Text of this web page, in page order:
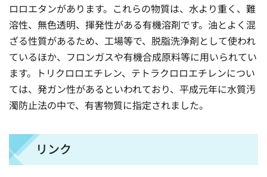
ロロエタンがあります。これらの物質は、水より重く、難
溶性、無色透明、揮発性がある有機溶剤です。油とよく混
ざる性質があるため、工場等で、脱脂洗浄剤として使われ
ているほか、フロンガスや有機合成原料等に用いられてい
ます。トリクロロエチレン、テトラクロロエチレンについ
ては、発ガン性があるといわれており、平成元年に水質汚
濁防止法の中で、有害物質に指定されました。
リンク